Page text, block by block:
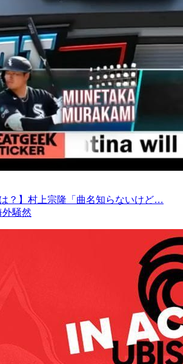
は？】村上宗隆「曲名知らないけど…
騒然